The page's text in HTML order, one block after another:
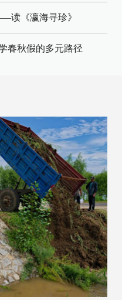
读《瀛海寻珍》
春秋假的多元路径